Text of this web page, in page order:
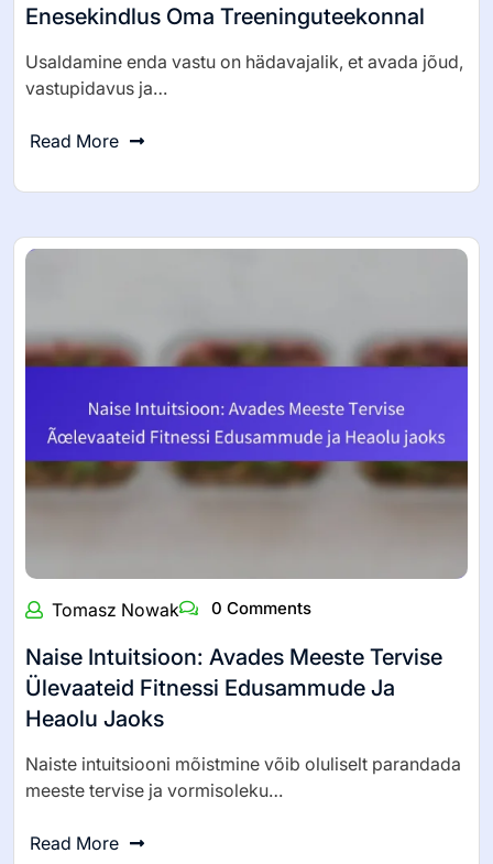
Enesekindlus Oma Treeninguteekonnal
Usaldamine enda vastu on hädavajalik, et avada jõud,
vastupidavus ja…
Read More
Tomasz Nowak 0 Comments
Naise Intuitsioon: Avades Meeste Tervise
Ülevaateid Fitnessi Edusammude Ja
Heaolu Jaoks
Naiste intuitsiooni mõistmine võib oluliselt parandada
meeste tervise ja vormisoleku…
Read More